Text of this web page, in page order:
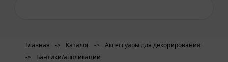
Главная -> Каталог ->
Аксессуары для декорирования
->
Бантики/аппликации